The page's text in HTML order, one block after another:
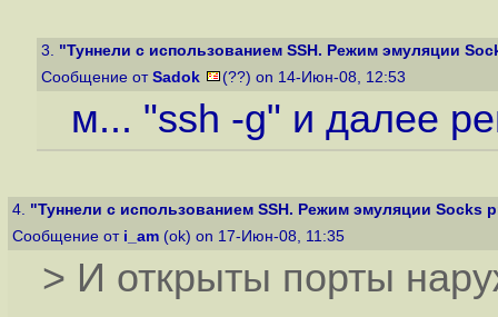
3. "Туннели с использованием SSH. Режим эмуляции
Сообщение от Sadok (??) on 14-Июн-08, 12:53
м... "ssh -g" и далее
4. "Туннели с использованием SSH. Режим эмуляции Socks
Сообщение от i_am (ok) on 17-Июн-08, 11:35
> И открыты порты